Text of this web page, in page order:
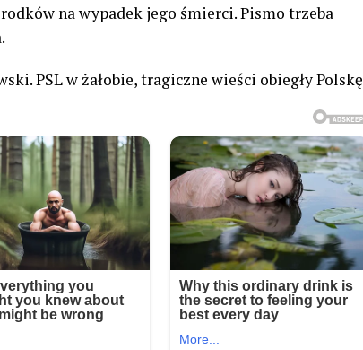
na wypadek jego śmierci. Pismo trzeba
PSL w żałobie, tragiczne wieści obiegły Polskę